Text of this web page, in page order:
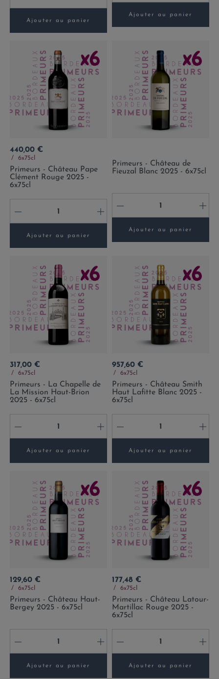
Ajouter au panier
Ajouter au panier
Prix
440,00 €
6x75cl
Primeurs - Château Pape
Clément Rouge 2025 -
6x75cl
- +
Ajouter au panier
Primeurs - Château de
Fieuzal Blanc 2025 - 6x75cl
- +
Ajouter au panier
Prix
317,00 €
6x75cl
Primeurs - La Chapelle de
La Mission Haut-Brion
2025 - 6x75cl
- +
Ajouter au panier
Prix
957,60 €
6x75cl
Primeurs - Château Smith
Haut Lafitte Blanc 2025 -
6x75cl
- +
Ajouter au panier
Prix
129,60 €
6x75cl
Primeurs - Château Haut-
Bergey 2025 - 6x75cl
- +
Ajouter au panier
Prix
177,48 €
6x75cl
Primeurs - Château Latour-
Martillac Rouge 2025 -
6x75cl
- +
Ajouter au panier